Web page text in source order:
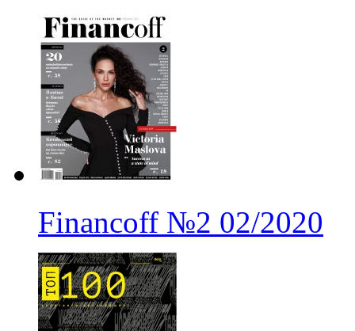
Financoff №2 02/2020